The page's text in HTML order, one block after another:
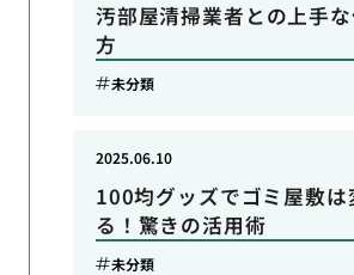
汚部屋清掃業者との上手
方
未分類
100均グッズでゴミ屋敷は
る！驚きの活用術
2025.06.10
未分類